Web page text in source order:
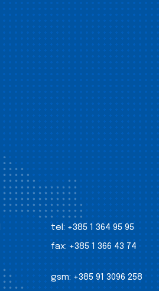
tel: +385 1 364 95 95
fax: +385 1 366 43 74
gsm: +385 91 3096 258